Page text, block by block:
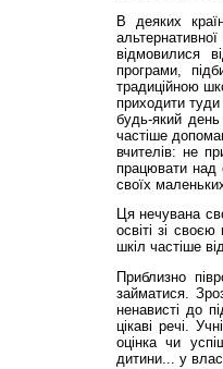
В деяких
відмовилися
програми,
традиційною
приходити
будь-який
частіше
вчителів: не
працювати над
своїх
Ця нечувана
освіті зі
шкіл частіше
Приблизно
займатися.
ненависті до
цікаві речі.
оцінка чи
дитини... у